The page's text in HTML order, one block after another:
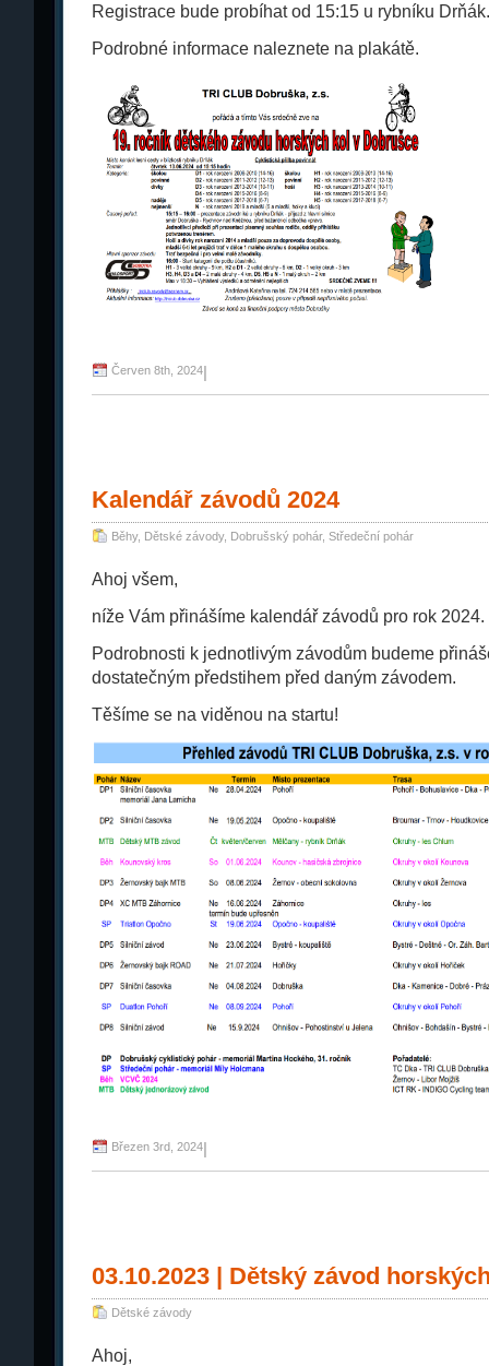
Registrace bude probíhat od 15:15 u rybníku
Podrobné informace naleznete na plakátě.
Červen 8th, 2024|
Kalendář závodů 2024
Běhy, Dětské závody, Dobrušský pohár, Středeční pohár
Ahoj všem,
níže Vám přinášíme kalendář závodů pro rok 2024.
Podrobnosti k jednotlivým závodům budeme
dostatečným předstihem před daným závodem.
Těšíme se na viděnou na startu!
Březen 3rd, 2024|
03.10.2023 | Dětský závod
Dětské závody
Ahoj,